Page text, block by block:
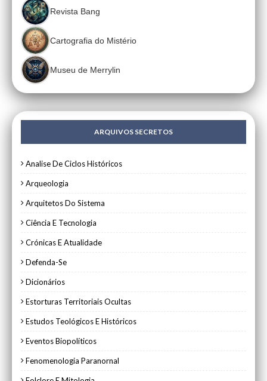
Revista Bang
Cartografia do Mistério
Museu de Merrylin
ARQUIVOS SECRETOS
Analise De Ciclos Históricos
Arqueologia
Arquitetos Do Sistema
Ciência E Tecnologia
Crónicas E Atualidade
Defenda-Se
Dicionários
Estorturas Territoriais Ocultas
Estudos Teológicos E Históricos
Eventos Biopolíticos
Fenomenologia Paranornal